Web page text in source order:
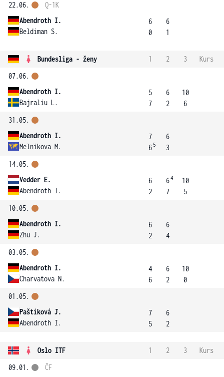
22.06.
Abendroth I.
Beldiman S.
Q-1K
6
0
6
1
Bundesliga - ženy 1 2 3
Kurs
07.06.
Abendroth I.
Bajraliu L.
5
7
6
2
10
6
31.05.
Abendroth I.
Melnikova M.
7
6 5
6
3
14.05.
Vedder E.
Abendroth I.
6
2
64
7
10
5
10.05.
Abendroth I.
Zhu J.
6
2
6
4
03.05.
Abendroth I.
Charvatova N.
4
6
6
2
10
0
01.05.
Paštiková J.
Abendroth I.
7
5
6
2
Oslo ITF 1 2 3
Kurs
09.01.
ČF